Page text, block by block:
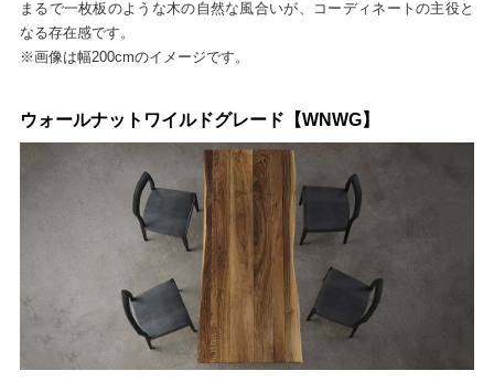
まるで一枚板のような木の自然な風合いが、コーディネートの主役と
なる存在感です。
※画像は幅200cmのイメージです。
ウォールナットワイルドグレード【WNWG】